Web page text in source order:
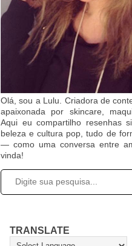
Olá, sou a Lulu. Criadora de
apaixonada por skincare,
Aqui eu compartilho resenhas
beleza e cultura pop, tudo de
— como uma conversa entre
vinda!
TRANSLATE